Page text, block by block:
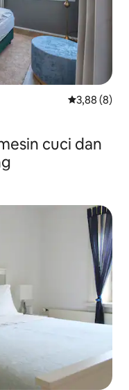
Nilai rata-
3,88 (8)
cuci dan